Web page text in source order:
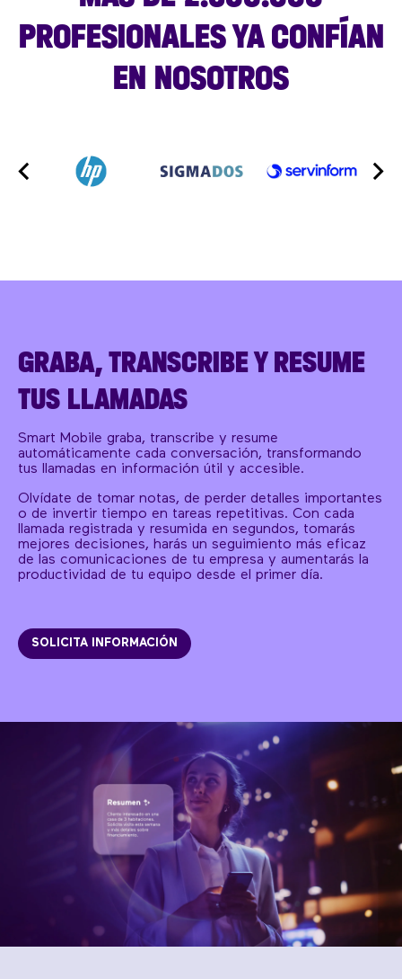
PROFESIONALES YA CONFÍAN
EN NOSOTROS
GRABA, TRANSCRIBE Y RESUME
TUS LLAMADAS
Smart Mobile graba, transcribe y resume
automáticamente cada conversación, transformando
tus llamadas en información útil y accesible.
Olvídate de tomar notas, de perder detalles importantes
o de invertir tiempo en tareas repetitivas. Con cada
llamada registrada y resumida en segundos, tomarás
mejores decisiones, harás un seguimiento más eficaz
de las comunicaciones de tu empresa y aumentarás la
productividad de tu equipo desde el primer día.
SOLICITA INFORMACIÓN